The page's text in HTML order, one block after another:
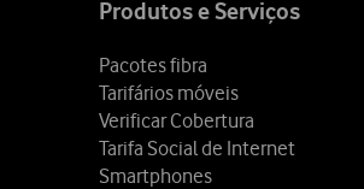
Produtos e Serviços
Pacotes fibra
Tarifários móveis
Verificar Cobertura
Tarifa Social de Internet
Smartphones